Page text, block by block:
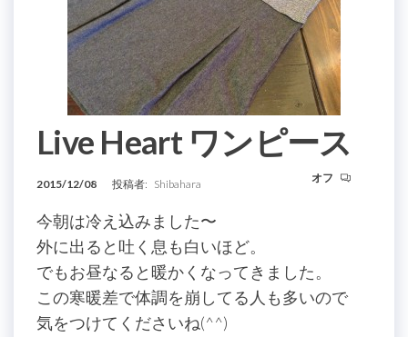
Live Heart ワンピース
2015/12/08 投稿者: Shibahara オフ
今朝は冷え込みました〜
外に出ると吐く息も白いほど。
でもお昼なると暖かくなってきました。
この寒暖差で体調を崩してる人も多いので
気をつけてくださいね(^^)